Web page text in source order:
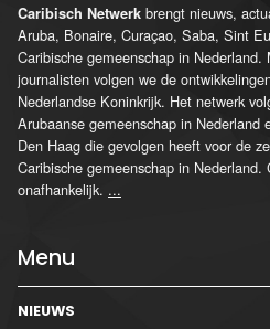
Caribisch Netwerk brengt nieuws,
Aruba, Bonaire, Curaçao, Saba, Sint
Caribische gemeenschap in
journalisten volgen we de
Nederlandse Koninkrijk. Het netwerk
Arubaanse gemeenschap in
Den Haag die gevolgen heeft voor de
Caribische gemeenschap in Nederland.
onafhankelijk. ...
Menu
NIEUWS